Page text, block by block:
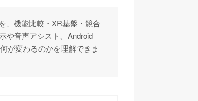
、機能比較・XR基盤・競合
や音声アシスト、Android
が変わるのかを理解できま